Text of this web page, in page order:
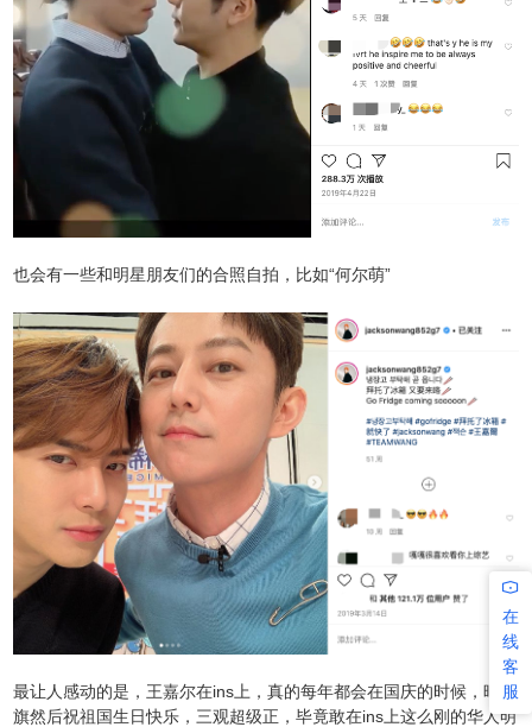
也会有一些和明星朋友们的合照自拍，比如“何尔萌”
最让人感动的是，王嘉尔在ins上，真的每年都会在国庆的时候，晒国
旗然后祝祖国生日快乐，三观超级正，毕竟敢在ins上这么刚的华人明
在
线
客
服